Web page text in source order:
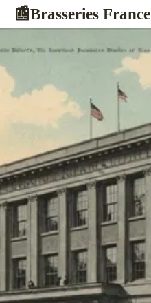
📰Brasseries France